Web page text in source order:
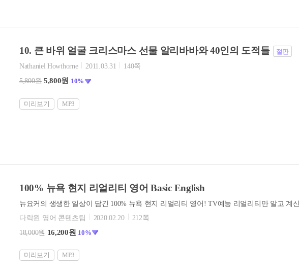
10. 큰 바위 얼굴 크리스마스 선물 알리바바와 40인의 도적들
절판
Nathaniel Howthorne
2011.03.31
140쪽
5,800원 5,800원 10%
미리보기 MP3
100% 뉴욕 현지 리얼리티 영어 Basic English
다락원 영어 콘텐츠팀
2020.02.20
212쪽
18,000원 16,200원 10%
미리보기 MP3